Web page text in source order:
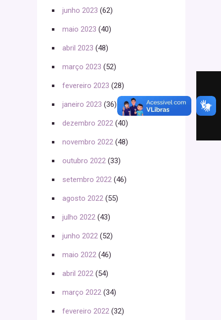
junho 2023 (62)
maio 2023 (40)
abril 2023 (48)
março 2023 (52)
fevereiro 2023 (28)
janeiro 2023 (36)
dezembro 2022 (40)
novembro 2022 (48)
outubro 2022 (33)
setembro 2022 (46)
agosto 2022 (55)
julho 2022 (43)
junho 2022 (52)
maio 2022 (46)
abril 2022 (54)
março 2022 (34)
fevereiro 2022 (32)